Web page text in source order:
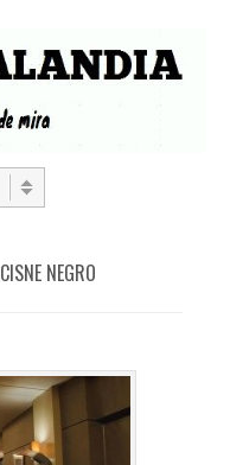
CISNE NEGRO